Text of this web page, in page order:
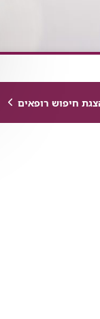
חיפוש רופאים